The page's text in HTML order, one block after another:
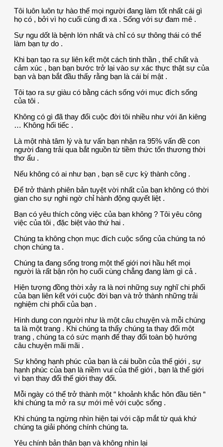
Tôi luôn luôn tự hào thế mọi người đang làm tốt nhất cái gì
họ có , bởi vì họ cuối cùng đi xa . Sống với sự đam mê .
Sự ngu dốt là bệnh lớn nhất và chỉ có sự thông thái có thể
làm bạn tự do .
Khi bạn tạo ra sự liên kết một cách tinh thần , thể chất và
cảm xúc , bạn bạn bước trở lại vào sự xác thực thật sự của
bạn và bạn bắt đầu thấy rằng bạn là cái bí mật .
Tôi tạo ra sự giàu có bằng cách sống với mục đích sống
của tôi .
Không có gì đã thay đổi cuộc đời tôi nhiều như với ăn kiêng
… Không hối tiếc .
Là một nhà tâm lý và tư vấn bạn nhận ra 95% vấn đề con
người đang trải qua bắt nguồn từ tiềm thức tổn thương thời
thơ ấu .
Nếu không có ai như bạn , bạn sẽ cực kỳ thành công .
Để trở thành phiên bản tuyệt vời nhất của bạn không có thời
gian cho sự nghi ngờ chỉ hành động quyết liệt .
Bạn có yêu thích công việc của bạn không ? Tôi yêu công
việc của tôi , đặc biệt vào thứ hai .
Chúng ta không chọn mục đích cuộc sống của chúng ta nó
chọn chúng ta .
Chúng ta đang sống trong một thế giới nơi hầu hết mọi
người là rất bận rộn họ cuối cùng chẳng đang làm gì cả .
Hiện tượng đồng thời xảy ra là nơi những suy nghĩ chi phối
của bạn liên kết với cuộc đời bạn và trở thành những trải
nghiệm chi phối của bạn .
Hình dung con người như là một câu chuyện và mỗi chúng
ta là một trang . Khi chúng ta thấy chúng ta thay đổi một
trang , chúng ta có sức mạnh để thay đổi toàn bộ hướng
câu chuyện mãi mãi .
Sự không hạnh phúc của bạn là cái buồn của thế giới , sự
hạnh phúc của bạn là niềm vui của thế giới , bạn là thế giới
vì bạn thay đổi thế giới thay đổi.
Mỗi ngày có thể trở thành một “ khoảnh khắc hôn đầu tiên “
khi chúng ta mở ra sự mới mẻ với cuộc sống .
Khi chúng ta ngừng nhìn hiện tại với cặp mắt từ quá khứ
chúng ta giải phóng chính chúng ta.
Yêu chính bản thân bạn và không nhìn lại